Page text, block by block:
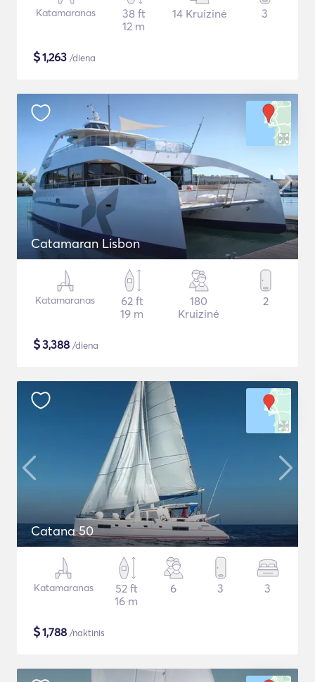
Katamaranas
38 ft
12 m
14 Kruizinė 3
$1,263 /diena
Catamaran Lisbon
Katamaranas
62 ft
19 m
180
Kruizinė
2
$3,388 /diena
Catana 50
Katamaranas
52 ft
16 m
6 3 3
$1,788 /naktinis